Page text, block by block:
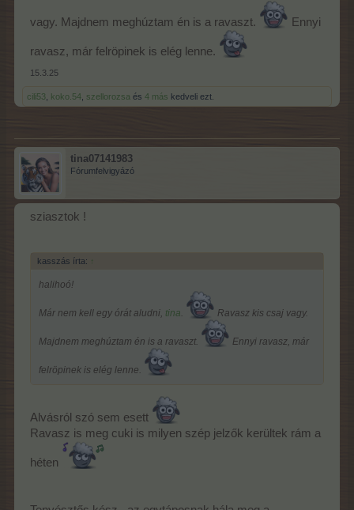
vagy. Majdnem meghúztam én is a ravaszt. Ennyi
ravasz, már felröpinek is elég lenne.
15.3.25
cili53 koko.54 szellorozsa és 4 más kedveli ezt.
tina07141983
Fórumfelvigyázó
sziasztok !
kasszás írta: ↑
halihoó!
Már nem kell egy órát aludni, tina Ravasz kis csaj vagy.
Majdnem meghúztam én is a ravaszt. Ennyi ravasz, már
felröpinek is elég lenne.
Alvásról szó sem esett
Ravasz is meg cuki is milyen szép jelzők kerültek rám a
héten